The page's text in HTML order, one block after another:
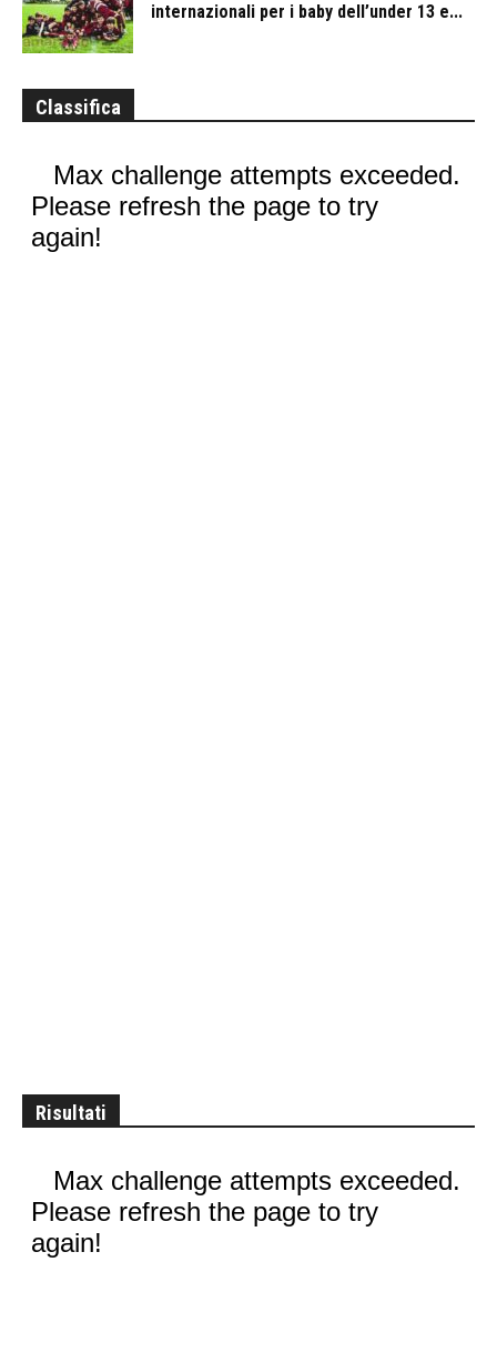
internazionali per i baby dell’under 13 e...
Classifica
Risultati